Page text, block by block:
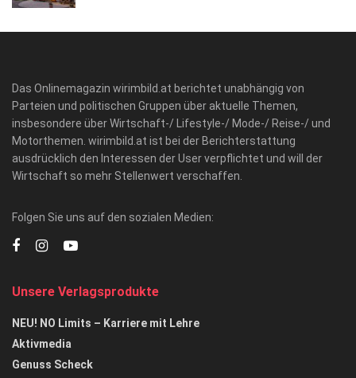
Das Onlinemagazin wirimbild.at berichtet unabhängig von
Parteien und politischen Gruppen über aktuelle Themen,
insbesondere über Wirtschaft-/ Lifestyle-/ Mode-/ Reise-/ und
Motorthemen. wirimbild.at ist bei der Berichterstattung
ausdrücklich den Interessen der User verpflichtet und will der
Wirtschaft so mehr Stellenwert verschaffen.
Folgen Sie uns auf den sozialen Medien:
Unsere Verlagsprodukte
NEU! NO Limits – Karriere mit Lehre
Aktivmedia
Genuss Scheck